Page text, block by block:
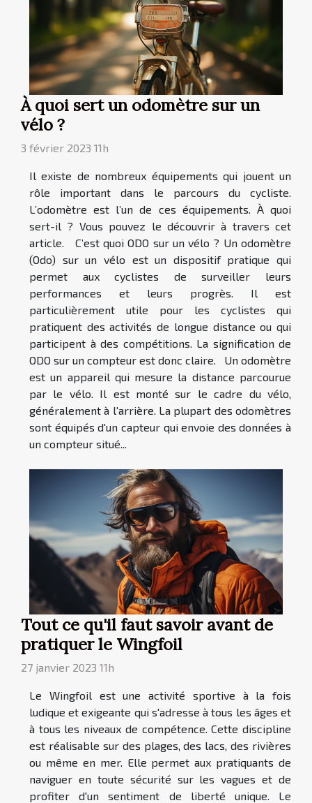
À quoi sert un odomètre sur un
vélo ?
3 février 2023 11h
Il existe de nombreux équipements qui jouent un
rôle important dans le parcours du cycliste.
L’odomètre est l’un de ces équipements. À quoi
sert-il ? Vous pouvez le découvrir à travers cet
article. C’est quoi ODO sur un vélo ? Un odomètre
(Odo) sur un vélo est un dispositif pratique qui
permet aux cyclistes de surveiller leurs
performances et leurs progrès. Il est
particulièrement utile pour les cyclistes qui
pratiquent des activités de longue distance ou qui
participent à des compétitions. La signification de
ODO sur un compteur est donc claire. Un odomètre
est un appareil qui mesure la distance parcourue
par le vélo. Il est monté sur le cadre du vélo,
généralement à l'arrière. La plupart des odomètres
sont équipés d'un capteur qui envoie des données à
un compteur situé...
Tout ce qu'il faut savoir avant de
pratiquer le Wingfoil
27 janvier 2023 11h
Le Wingfoil est une activité sportive à la fois
ludique et exigeante qui s'adresse à tous les âges et
à tous les niveaux de compétence. Cette discipline
est réalisable sur des plages, des lacs, des rivières
ou même en mer. Elle permet aux pratiquants de
naviguer en toute sécurité sur les vagues et de
profiter d'un sentiment de liberté unique. Le